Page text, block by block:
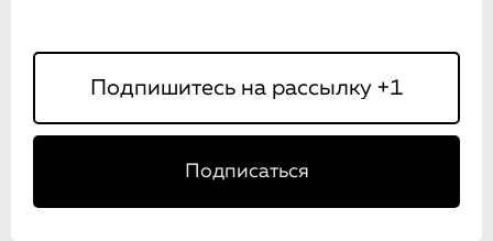
Подписаться